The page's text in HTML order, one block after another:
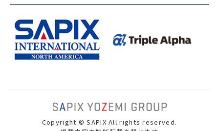
Copyright © SAPIX All rights reserved.